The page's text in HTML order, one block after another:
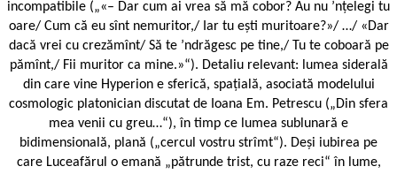
incompatibile („«– Dar cum ai vrea să mă cobor? Au nu ’nțelegi tu
oare/ Cum că eu sînt nemuritor,/ Iar tu ești muritoare?»/ …/ «Dar
dacă vrei cu crezămînt/ Să te ’ndrăgesc pe tine,/ Tu te coboară pe
pămînt,/ Fii muritor ca mine.»“). Detaliu relevant: lumea siderală
din care vine Hyperion e sferică, spațială, asociată modelului
cosmologic platonician discutat de Ioana Em. Petrescu („Din sfera
mea venii cu greu…“), în timp ce lumea sublunară e
bidimensională, plană („cercul vostru strîmt“). Deși iubirea pe
care Luceafărul o emană „pătrunde trist, cu raze reci“ în lume,